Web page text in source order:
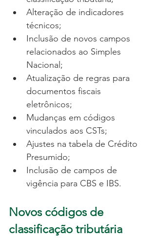
Alteração de indicadores
técnicos;
Inclusão de novos campos
relacionados ao Simples
Nacional;
Atualização de regras para
documentos fiscais
eletrônicos;
Mudanças em códigos
vinculados aos CSTs;
Ajustes na tabela de Crédito
Presumido;
Inclusão de campos de
vigência para CBS e IBS.
Novos códigos de
classificação tributária